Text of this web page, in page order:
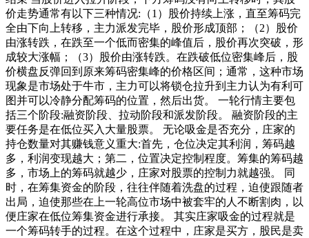
价走势通常有以下三种情况:（1）股价持续上涨，直至筹码完
全由下向上转移，主力派发完毕，股价形成顶部；（2）股价
由涨转跌，在跌至一个低而密集的峰值后，股价再次突破，形
成较大涨幅；（3）股价由涨转跌。在跌破低位密集峰后，股
价横盘反弹回到原来筹码密集峰的价格区间；通常，这种市场
现象是市场处于牛市，主力可以将锁仓拉升到主力认为有利可
图并可以冷静分配筹码的位置，然后出货。 一轮行情主要包
括三个阶段:融资阶段、拉动阶段和派发阶段。 融资阶段的主
要任务是在低位买入大量股票。 无论吸金是否充分，庄家的
持仓数量对其赚钱意义重大:首先，仓位决定其利润，筹码越
多，利润变现越大；第二，位置决定控制程度。筹集的筹码越
多，市场上的筹码就越少，庄家对股票的控制力就越强。 同
时，在筹集资金的阶段，往往伴随着洗盘的过程，迫使跟随者
出局，迫使那些在上一轮高位市场中被套牢的人不断割肉，以
便庄家在低位筹集资金进行承接。 其实庄家吸金的过程就是
一个筹码转手的过程。在这个过程中，庄家是买方，股民是卖